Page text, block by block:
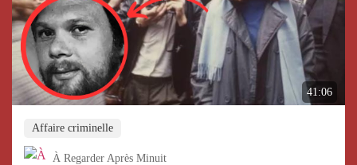
41:06
Affaire criminelle
À Regarder Après Minuit